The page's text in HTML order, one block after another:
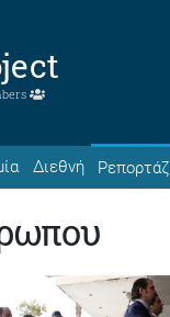
Διεθνή Ρεπορτάζ